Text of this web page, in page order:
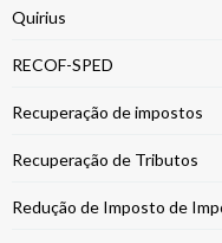
Quirius
RECOF-SPED
Recuperação de impostos
Recuperação de Tributos
Redução de Imposto de